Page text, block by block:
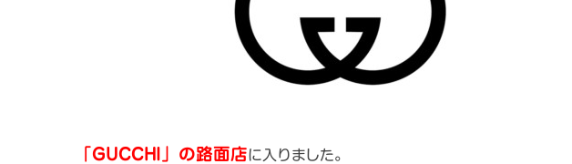
「GUCCHI」の路面店に入りました。